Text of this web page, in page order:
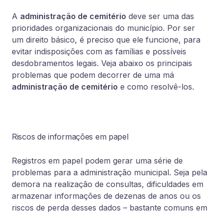
A administração de cemitério deve ser uma das
prioridades organizacionais do município. Por ser
um direito básico, é preciso que ele funcione, para
evitar indisposições com as famílias e possíveis
desdobramentos legais. Veja abaixo os principais
problemas que podem decorrer de uma má
administração de cemitério e como resolvê-los.
Riscos de informações em papel
Registros em papel podem gerar uma série de
problemas para a administração municipal. Seja pela
demora na realização de consultas, dificuldades em
armazenar informações de dezenas de anos ou os
riscos de perda desses dados – bastante comuns em